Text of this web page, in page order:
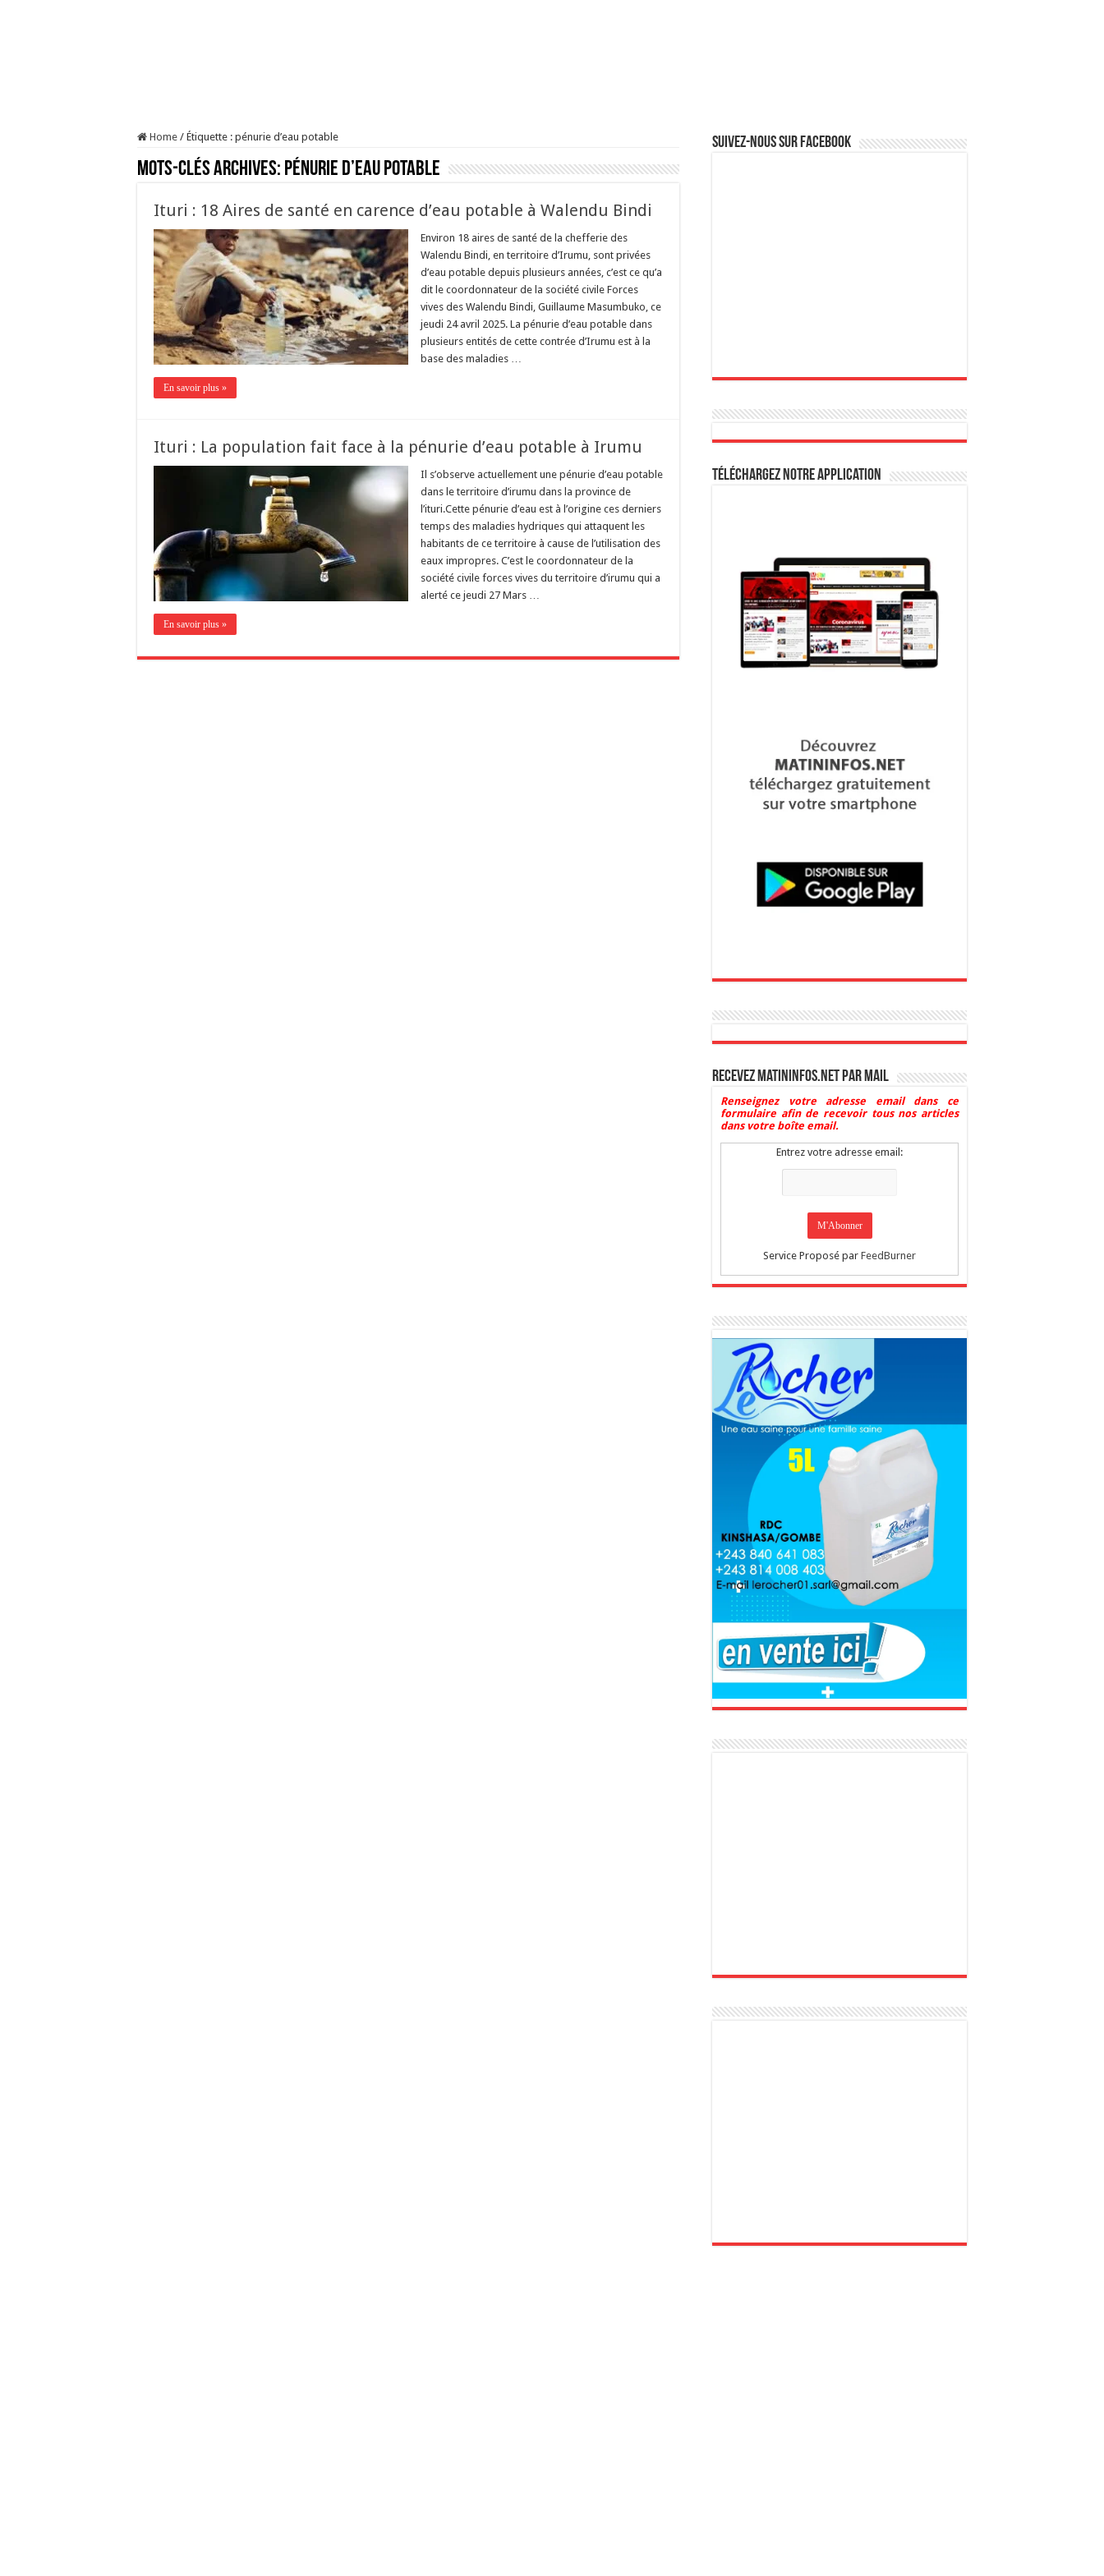
Home / Étiquette : pénurie d’eau potable
Mots-clés Archives: pénurie d’eau potable
Ituri : 18 Aires de santé en carence d’eau potable à Walendu Bindi
Environ 18 aires de santé de la chefferie des
Walendu Bindi, en territoire d’Irumu, sont privées
d’eau potable depuis plusieurs années, c’est ce qu’a
dit le coordonnateur de la société civile Forces
vives des Walendu Bindi, Guillaume Masumbuko, ce
jeudi 24 avril 2025. La pénurie d’eau potable dans
plusieurs entités de cette contrée d’Irumu est à la
base des maladies …
En savoir plus »
Ituri : La population fait face à la pénurie d’eau potable à Irumu
Il s’observe actuellement une pénurie d’eau potable
dans le territoire d’irumu dans la province de
l’ituri.Cette pénurie d’eau est à l’origine ces derniers
temps des maladies hydriques qui attaquent les
habitants de ce territoire à cause de l’utilisation des
eaux impropres. C’est le coordonnateur de la
société civile forces vives du territoire d’irumu qui a
alerté ce jeudi 27 Mars …
En savoir plus »
Suivez-nous sur Facebook
Téléchargez notre Application
Recevez Matininfos.net par mail
Renseignez votre adresse email dans ce
formulaire afin de recevoir tous nos articles
dans votre boîte email.
Entrez votre adresse email:
Service Proposé par FeedBurner